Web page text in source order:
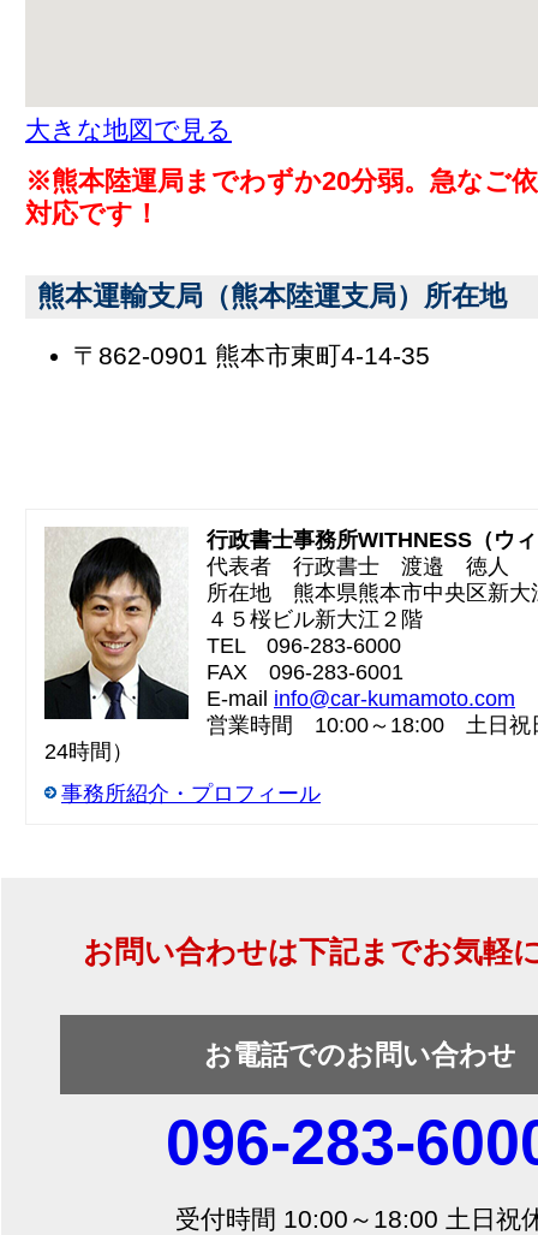
大きな地図で見る
※熊本陸運局までわずか20分弱。急なご
対応です！
熊本運輸支局（熊本陸運支局）所在地
〒862-0901 熊本市東町4-14-35
行政書士事務所WITHNESS（ウ
代表者 行政書士 渡邉 徳人
所在地 熊本県熊本市中央区新大
４５桜ビル新大江２階
TEL 096-283-6000
FAX 096-283-6001
E-mail info@car-kumamoto.com
営業時間 10:00～18:00 土日祝
24時間）
事務所紹介・プロフィール
お問い合わせは下記までお気軽
お電話でのお問い合わせ
096-283-
受付時間 10:00～18:00 土日祝